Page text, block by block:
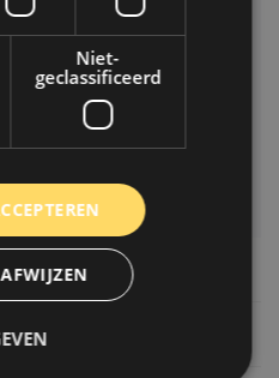
Niet-
geclassificeerd